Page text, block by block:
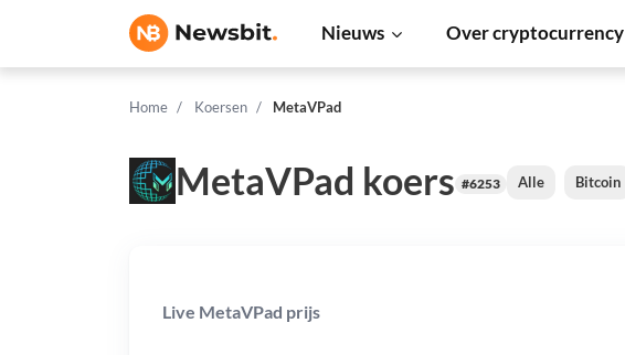
Nieuws Over cryptocurrency
Home Koersen MetaVPad
MetaVPad koers #6253 Alle Bitcoin
Live MetaVPad prijs